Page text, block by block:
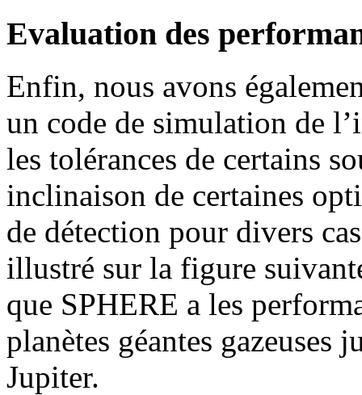
Evaluation des
Enfin, nous avons
un code de simulation de
les tolérances de certains
inclinaison de certaines
de détection pour divers
illustré sur la figure
que SPHERE a les
planètes géantes gazeuses
Jupiter.